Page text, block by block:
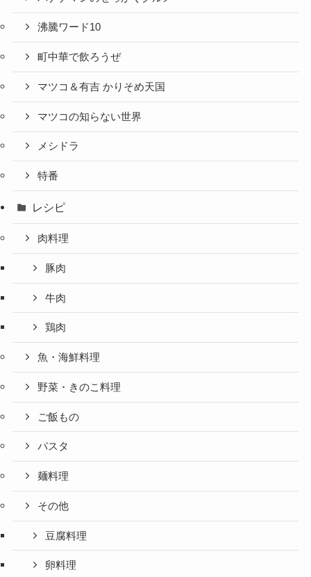
沸騰ワード10
町中華で飲ろうぜ
マツコ＆有吉 かりそめ天国
マツコの知らない世界
メシドラ
特番
レシピ
肉料理
豚肉
牛肉
鶏肉
魚・海鮮料理
野菜・きのこ料理
ご飯もの
パスタ
麺料理
その他
豆腐料理
卵料理